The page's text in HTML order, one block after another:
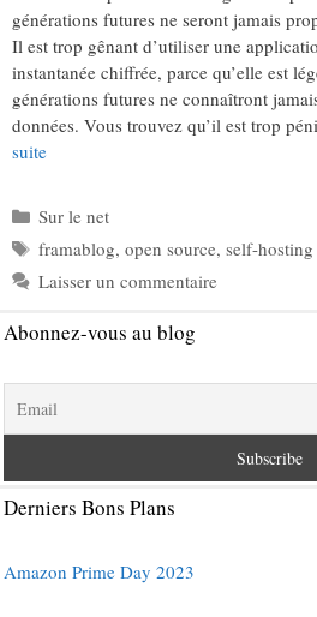
générations futures ne seront jamais
Il est trop gênant d’utiliser une
instantanée chiffrée, parce qu’elle est
générations futures ne connaîtront
données. Vous trouvez qu’il est trop
suite
Catégories
Sur le net
Étiquettes
framablog, open source, self-hosting
Laisser un commentaire
Abonnez-vous au blog
Derniers Bons Plans
Amazon Prime Day 2023